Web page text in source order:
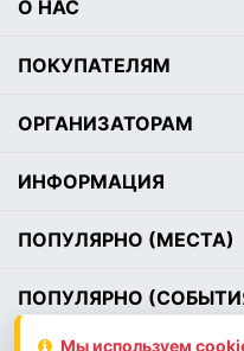
О НАС
ПОКУПАТЕЛЯМ
ОРГАНИЗАТОРАМ
ИНФОРМАЦИЯ
ПОПУЛЯРНО (МЕСТА)
ПОПУЛЯРНО
Мы используем